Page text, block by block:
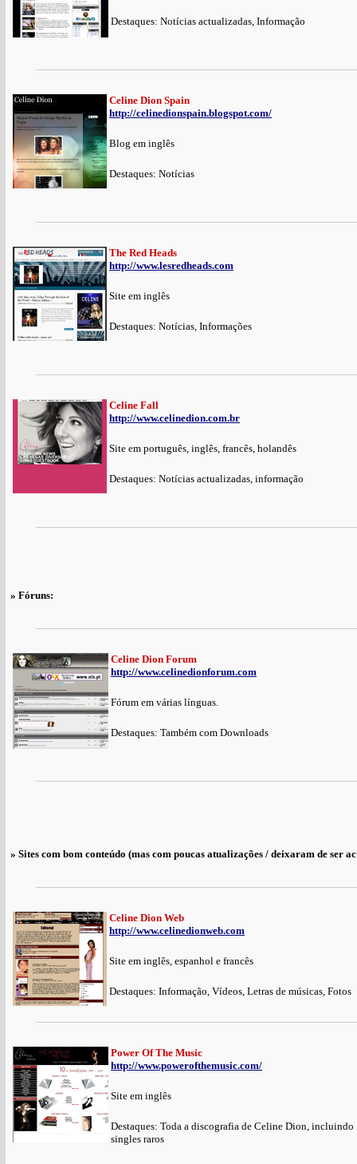
Destaques: Notícias actualizadas, Informação
Celine Dion Spain
http://celinedionspain.blogspot.com/
Blog em inglês
Destaques: Notícias
The Red Heads
http://www.lesredheads.com
Site em inglês
Destaques: Notícias, Informações
Celine Fall
http://www.celinedion.com.br
Site em português, inglês, francês, holandês
Destaques: Notícias actualizadas, informação
» Fóruns:
Celine Dion Forum
http://www.celinedionforum.com
Fórum em várias línguas.
Destaques: Também com Downloads
» Sites com bom conteúdo (mas com poucas atualizações / deixaram de ser
Celine Dion Web
http://www.celinedionweb.com
Site em inglês, espanhol e francês
Destaques: Informação, Vídeos, Letras de músicas, Fotos
Power Of The Music
http://www.powerofthemusic.com/
Site em inglês
Destaques: Toda a discografia de Celine Dion, incluindo
singles raros